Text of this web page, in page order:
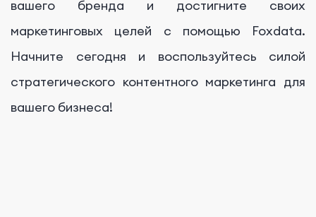
вашего бренда и достигните своих
маркетинговых целей с помощью Foxdata.
Начните сегодня и воспользуйтесь силой
стратегического контентного маркетинга для
вашего бизнеса!